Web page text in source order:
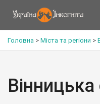
Головна > Міста та регіони >